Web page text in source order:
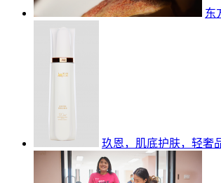
东
玖恩，肌底护肤，轻奢